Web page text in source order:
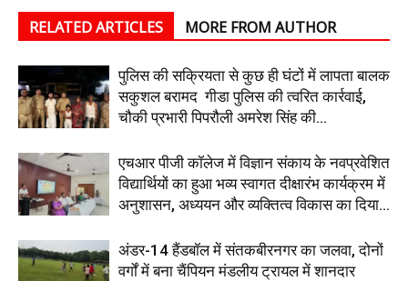
RELATED ARTICLES MORE FROM AUTHOR
पुलिस की सक्रियता से कुछ ही घंटों में लापता बालक
सकुशल बरामद गीडा पुलिस की त्वरित कार्रवाई,
चौकी प्रभारी पिपरौली अमरेश सिंह की...
एचआर पीजी कॉलेज में विज्ञान संकाय के नवप्रवेशित
विद्यार्थियों का हुआ भव्य स्वागत दीक्षारंभ कार्यक्रम में
अनुशासन, अध्ययन और व्यक्तित्व विकास का दिया...
अंडर-14 हैंडबॉल में संतकबीरनगर का जलवा, दोनों
वर्गों में बना चैंपियन मंडलीय ट्रायल में शानदार